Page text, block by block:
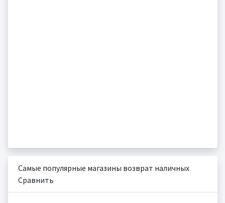
Самые популярные магазины возврат наличных
Сравнить